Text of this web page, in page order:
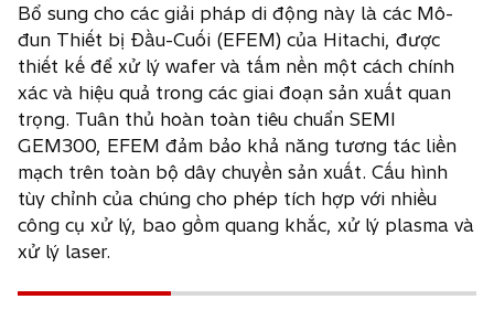
Bổ sung cho các giải pháp di động này là các Mô-
đun Thiết bị Đầu-Cuối (EFEM) của Hitachi, được
thiết kế để xử lý wafer và tấm nền một cách chính
xác và hiệu quả trong các giai đoạn sản xuất quan
trọng. Tuân thủ hoàn toàn tiêu chuẩn SEMI
GEM300, EFEM đảm bảo khả năng tương tác liền
mạch trên toàn bộ dây chuyền sản xuất. Cấu hình
tùy chỉnh của chúng cho phép tích hợp với nhiều
công cụ xử lý, bao gồm quang khắc, xử lý plasma và
xử lý laser.